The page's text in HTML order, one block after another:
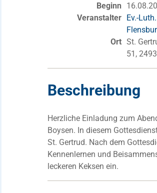
Beginn
Veranstalter Ev.-
Ort St.
51,
Beschreibung
Herzliche Einladung zum
Boysen. In diesem
St. Gertrud. Nach dem
Kennenlernen und
leckeren Keksen ein.